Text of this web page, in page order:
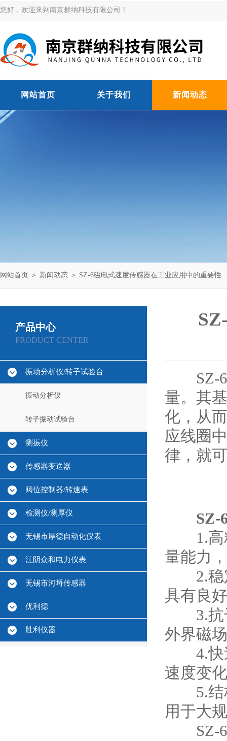
您好，欢迎来到南京群纳科技有限公司！
网站首页 关于我们 新闻动态
网站首页 ＞ 新闻动态 ＞ SZ-6磁电式速度传感器在工业应用中的重要性
产品中心
PRODUCT CENTER
振动分析仪/转子试验台
振动分析仪
转子振动试验台
测振仪
传感器变送器
阀位控制器/转速表
检测仪/测厚仪
无锡市厚德自动化仪表
江阴众和电力仪表
无锡市河埒传感器
优利德
胜利仪器
SZ-6
量。其
化，从
应线圈
律，就
SZ-
1.高精
量能力
2.稳定
具有良
3.抗干
外界磁
4.快速
速度变
5.结构
用于大
SZ-6